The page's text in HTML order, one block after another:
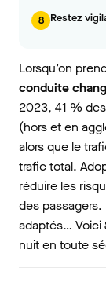
8 Restez
Lorsqu’on
conduite
2023, 41 %
(hors et en
alors que le
trafic total.
réduire les
des passagers.
adaptés… Voici
nuit en toute